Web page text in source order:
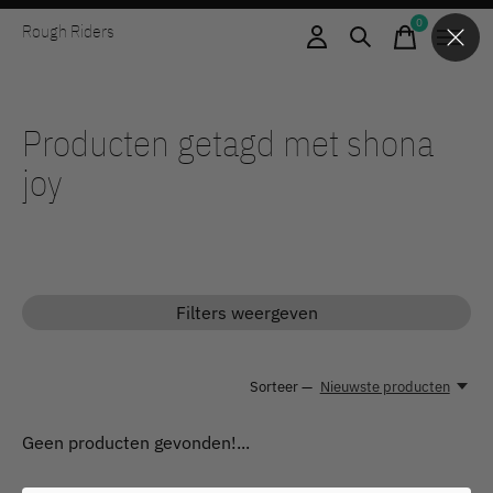
Rough Riders 0items
Producten getagd met shona
joy
Filters weergeven
Sorteer — Nieuwste producten
Geen producten gevonden!...